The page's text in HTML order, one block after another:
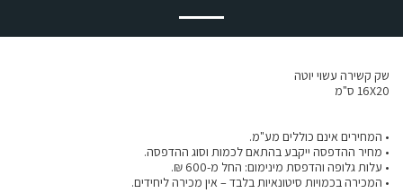
• המכירה בכמויות סיטונאיות בלבד – אין מכירה ליחידים.